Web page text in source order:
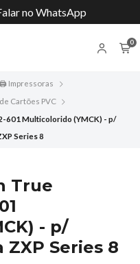
no WhatsApp
0
🖨️ Impressoras
Cartões PVC
601 Multicolorido (YMCK) - p/
Series 8
True
- p/
Series 8